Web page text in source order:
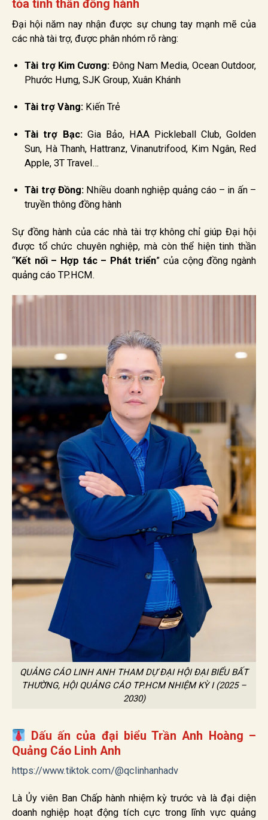
tỏa tinh thần đồng hành
Đại hội năm nay nhận được sự chung tay mạnh mẽ của
các nhà tài trợ, được phân nhóm rõ ràng:
Tài trợ Kim Cương: Đông Nam Media, Ocean Outdoor,
Phước Hưng, SJK Group, Xuân Khánh
Tài trợ Vàng: Kiến Trẻ
Tài trợ Bạc:Gia Bảo, HAA Pickleball Club, Golden
Sun, Hà Thanh, Hattranz, Vinanutrifood, Kim Ngân, Red
Apple, 3T Travel…
Tài trợ Đồng: Nhiều doanh nghiệp quảng cáo – in ấn –
truyền thông đồng hành
Sự đồng hành của các nhà tài trợ không chỉ giúp Đại hội
được tổ chức chuyên nghiệp, mà còn thể hiện tinh thần
“Kết nối – Hợp tác – Phát triển” của cộng đồng ngành
quảng cáo TP.HCM.
QUẢNG CÁO LINH ANH THAM DỰ ĐẠI HỘI ĐẠI BIỂU BẤT
THƯỜNG, HỘI QUẢNG CÁO TP.HCM NHIỆM KỲ I (2025 –
2030)
Dấu ấn của đại biểu Trần Anh Hoàng –
Quảng Cáo Linh Anh
https://www.tiktok.com/@qclinhanhadv
Là Ủy viên Ban Chấp hành nhiệm kỳ trước và là đại diện
doanh nghiệp hoạt động tích cực trong lĩnh vực quảng